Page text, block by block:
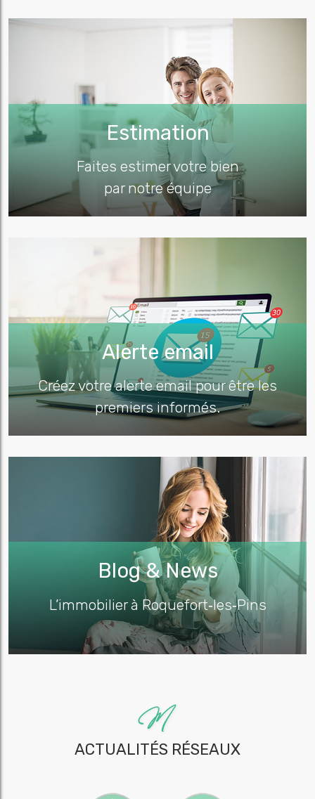
Estimation
Faites estimer votre bien
par notre équipe
Alerte email
Créez votre alerte email pour être les
premiers informés.
Blog & News
L’immobilier à Roquefort‑les‑Pins
ACTUALITÉS RÉSEAUX